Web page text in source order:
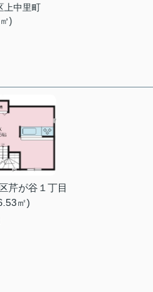
上中里町
)
芹が谷１丁目
㎡)